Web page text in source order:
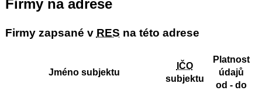
Firmy na adrese
Firmy zapsané v RES na této adrese
Jméno subjektu
IČO
subjektu
Platnost
údajů
od - do